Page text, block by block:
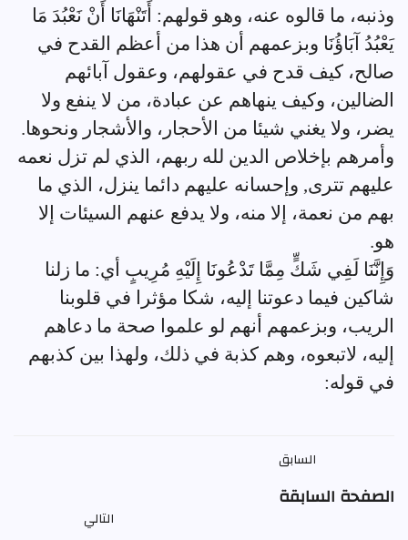
وذنبه، ما قالوه عنه، وهو قولهم: أَتَنْهَانَا أَنْ نَعْبُدَ مَا
يَعْبُدُ آبَاؤُنَا وبزعمهم أن هذا من أعظم القدح في
صالح، كيف قدح في عقولهم، وعقول آبائهم
الضالين، وكيف ينهاهم عن عبادة، من لا ينفع ولا
يضر، ولا يغني شيئا من الأحجار، والأشجار ونحوها.
وأمرهم بإخلاص الدين لله ربهم، الذي لم تزل نعمه
عليهم تترى, وإحسانه عليهم دائما ينزل، الذي ما
بهم من نعمة، إلا منه، ولا يدفع عنهم السيئات إلا
هو.
وَإِنَّنَا لَفِي شَكٍّ مِمَّا تَدْعُونَا إِلَيْهِ مُرِيبٍ أي: ما زلنا
شاكين فيما دعوتنا إليه، شكا مؤثرا في قلوبنا
الريب، وبزعمهم أنهم لو علموا صحة ما دعاهم
إليه، لاتبعوه، وهم كذبة في ذلك، ولهذا بين كذبهم
في قوله:
السابق
الصفحة السابقة
التالي